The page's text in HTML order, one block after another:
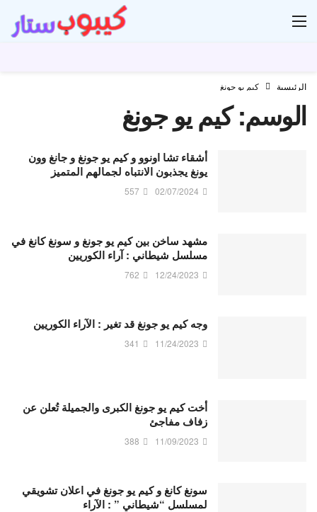
الرئيسية كيم يو جونغ
الوسم:كيم يو جونغ
أشقاء تشا اونوو و كيم يو جونغ و جانغ وون
يونغ يجذبون الانتباه لجمالهم المتميز
02/07/2024
557
مشهد ساخن بين كيم يو جونغ و سونغ كانغ في
مسلسل شيطاني : آراء الكوريين
12/24/2023
762
وجه كيم يو جونغ قد تغير : الآراء الكوريين
11/24/2023
341
أخت كيم يو جونغ الكبرى والجميلة تُعلن عن
زفاف مفاجئ
11/09/2023
388
سونغ كانغ و كيم يو جونغ في اعلان تشويقي
لمسلسل “شيطاني ” : الآراء